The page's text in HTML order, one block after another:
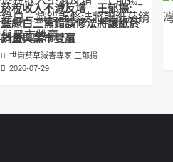
菸稅收入不減反增 王郁揚:
藍綠白三黨錯誤修法將讓紙菸
銷量與黑市雙贏
世衛菸草減害專家 王郁揚
2026-07-29